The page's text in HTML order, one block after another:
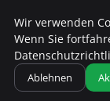
Apemania
Startseite
Was ist ein Smart
Wir verwenden
Wenn Sie
Ablehnen